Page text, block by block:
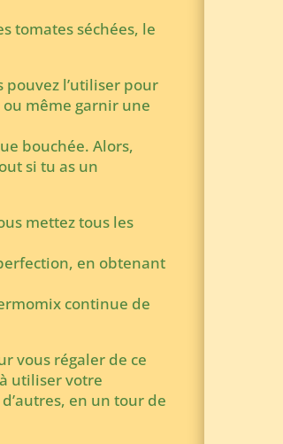
tomates séchées, le
pouvez l’utiliser pour
même garnir une
bouchée. Alors,
si tu as un
mettez tous les
en obtenant
continue de
vous régaler de ce
utiliser votre
en un tour de